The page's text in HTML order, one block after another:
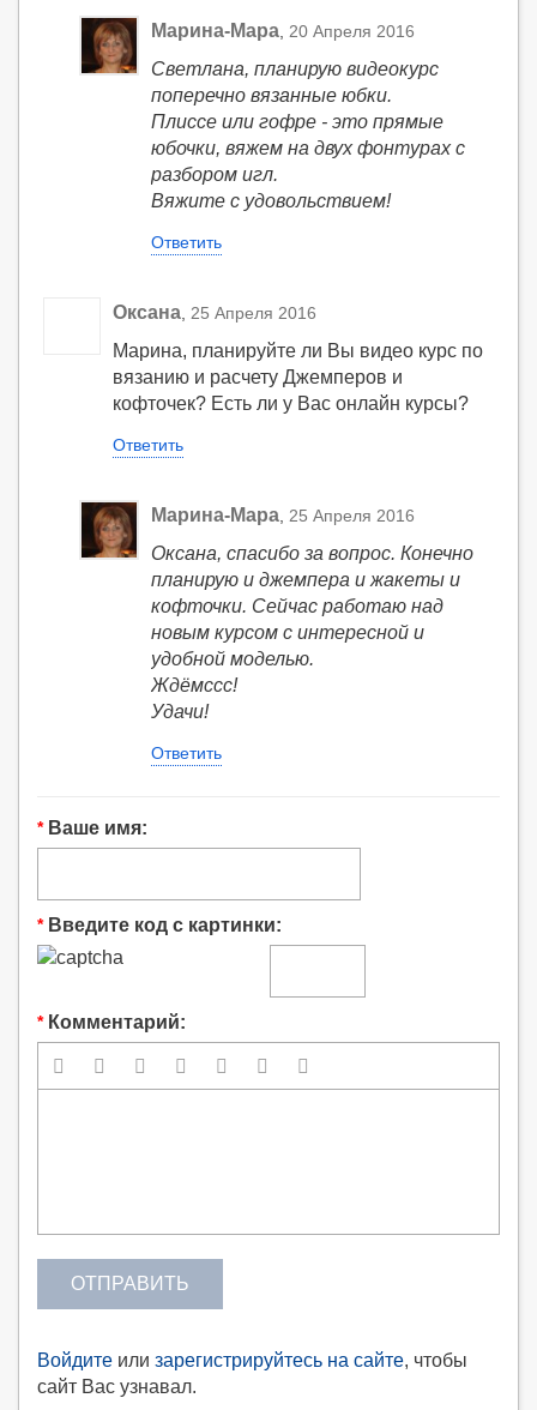
Марина-Мара 20 Апреля 2016
Светлана, планирую видеокурс
поперечно вязанные юбки.
Плиссе или гофре - это прямые
юбочки, вяжем на двух фонтурах с
разбором игл.
Вяжите с удовольствием!
Ответить
Оксана 25 Апреля 2016
Марина, планируйте ли Вы видео курс по
вязанию и расчету Джемперов и
кофточек? Есть ли у Вас онлайн курсы?
Ответить
Марина-Мара 25 Апреля 2016
Оксана, спасибо за вопрос. Конечно
планирую и джемпера и жакеты и
кофточки. Сейчас работаю над
новым курсом с интересной и
удобной моделью.
Ждёмссс!
Удачи!
Ответить
* Ваше имя:
* Введите код с картинки:
* Комментарий:
      
ОТПРАВИТЬ
Войдите или зарегистрируйтесь на сайте, чтобы
сайт Вас узнавал.